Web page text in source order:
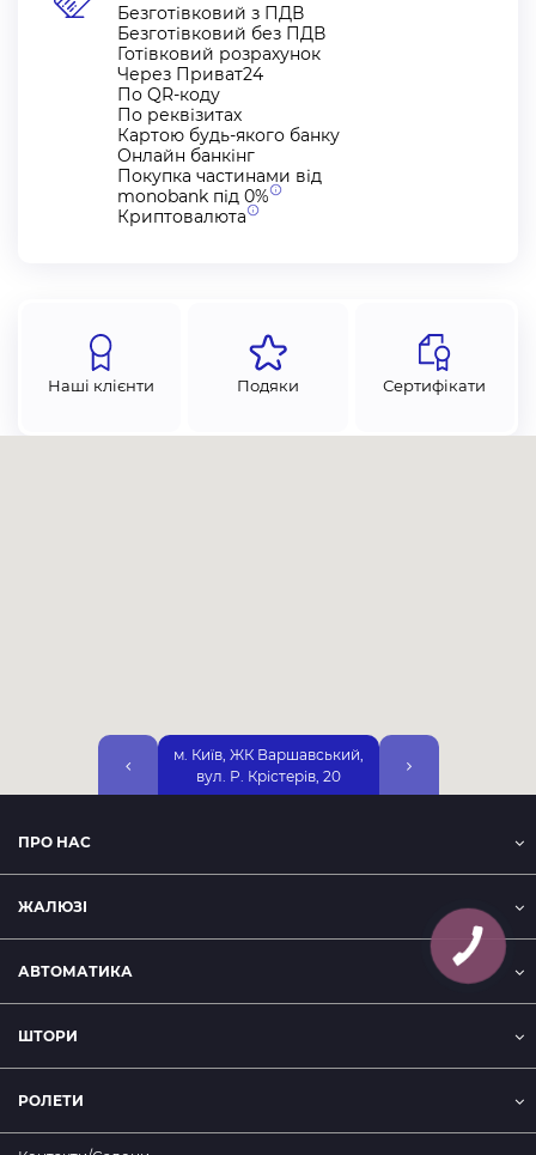
Безготівковий з ПДВ
Безготівковий без ПДВ
Готівковий розрахунок
Через Приват24
По QR-коду
По реквізитах
Картою будь-якого банку
Онлайн банкінг
Покупка частинами від
monobank під 0%
Криптовалюта
Наші клієнти Подяки Сертифікати
м. Київ, ЖК Варшавський,
вул. Р. Крістерів, 20
Набережна, 25А, 2-
ПРО НАС
ЖАЛЮЗІ
АВТОМАТИКА
ШТОРИ
РОЛЕТИ